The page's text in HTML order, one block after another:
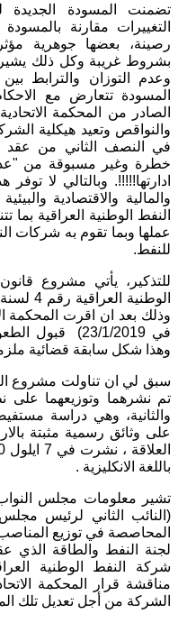
تضمنت المسودة الجديدة
التغييرات مقارنة
رصينة، بعضها جوهرية
بشروط غريبة وكل ذلك يشير
وعدم التوزان والترابط
المسودة تتعارض مع
الصادر من المحكمة
والنواقص وتعيد هيكلية
في النصف الثاني من عقد
خطرة وغير مسبوقة من
ادارتها!!!!!. وبالتالي لا
والمالية والاقتصادية
النفط الوطنية العراقية
عملها وبما تقوم به شركات
للنفط.
للتذكير، يأتي مشروع
في 23/1/2019)
وهذا شكل سابقة قضائية
سبق لي ان تناولت مشروع
والثانية، وهي دراسة
على وثائق رسمية مثبتة
باللغة الانكليزية .
تشير معلومات مجلس النواب
(النائب الثاني لرئيس
المحاصصة في توزيع
شركة النفط الوطنية
مناقشة قرار المحكمة
الشركة من أجل تعديل تلك